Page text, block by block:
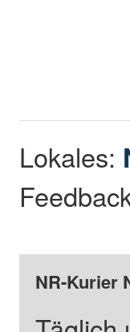
Lokales:
NR-Kurier